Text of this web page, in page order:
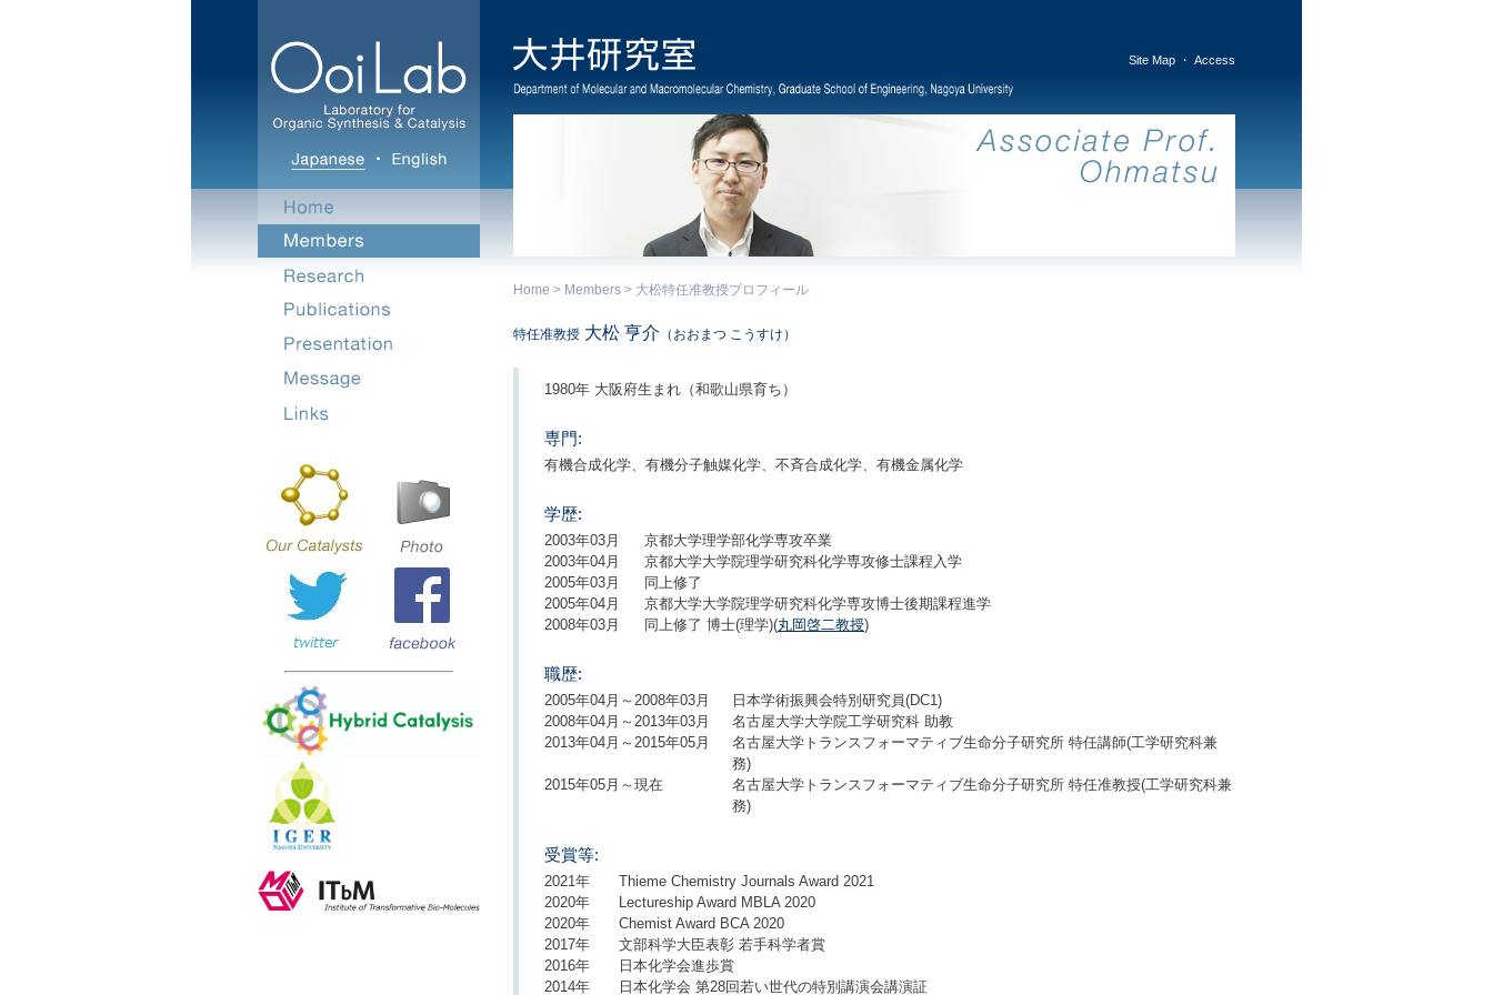
Site Map ・ Access
Home > Members > 大松特任准教授プロフィール
特任准教授 大松 亨介 （おおまつ こうすけ）
1980年 大阪府生まれ（和歌山県育ち）
専門:
有機合成化学、有機分子触媒化学、不斉合成化学、有機金属化学
学歴:
2003年03月
京都大学理学部化学専攻卒業
2003年04月
京都大学大学院理学研究科化学専攻修士課程入学
2005年03月
同上修了
2005年04月
京都大学大学院理学研究科化学専攻博士後期課程進学
2008年03月
同上修了 博士(理学)(丸岡啓二教授)
職歴:
2005年04月～2008年03月
日本学術振興会特別研究員(DC1)
2008年04月～2013年03月
名古屋大学大学院工学研究科 助教
2013年04月～2015年05月
名古屋大学トランスフォーマティブ生命分子研究所 特任講師(工学研究科兼
務)
2015年05月～現在
名古屋大学トランスフォーマティブ生命分子研究所 特任准教授(工学研究科兼
務)
受賞等:
2021年 Thieme Chemistry Journals Award 2021
2020年 Lectureship Award MBLA 2020
2020年 Chemist Award BCA 2020
2017年 文部科学大臣表彰 若手科学者賞
2016年 日本化学会進歩賞
2014年 日本化学会 第28回若い世代の特別講演会講演証